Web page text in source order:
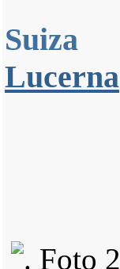
Suiza
Lucerna